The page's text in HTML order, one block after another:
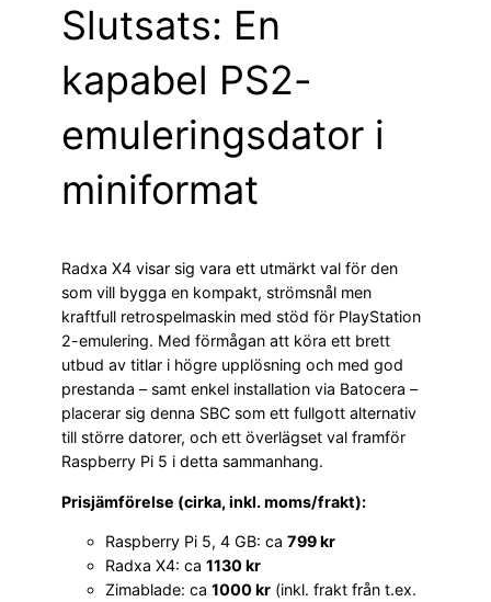
Slutsats: En
kapabel PS2-
emuleringsdator i
miniformat
Radxa X4 visar sig vara ett utmärkt val för den
som vill bygga en kompakt, strömsnål men
kraftfull retrospelmaskin med stöd för PlayStation
2-emulering. Med förmågan att köra ett brett
utbud av titlar i högre upplösning och med god
prestanda – samt enkel installation via Batocera –
placerar sig denna SBC som ett fullgott alternativ
till större datorer, och ett överlägset val framför
Raspberry Pi 5 i detta sammanhang.
Prisjämförelse (cirka, inkl. moms/frakt):
Raspberry Pi 5, 4 GB: ca 799 kr
Radxa X4: ca 1130 kr
Zimablade: ca 1000 kr (inkl. frakt från t.ex.